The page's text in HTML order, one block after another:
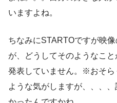
いますよね。
ちなみにSTARTOですが映
が、どうしてそのようなこ
発表していません。※おそら
ような気がしますが、、、